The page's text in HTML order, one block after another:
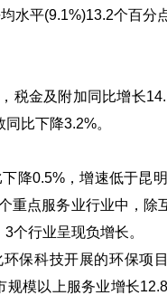
水平(9.1%)13.2个百分
金及附加同比增长
比下降3.2%。
0.5%，增速低于昆明
重点服务业行业中，除
个行业呈现负增长。
科技开展的环保项
模以上服务业增长